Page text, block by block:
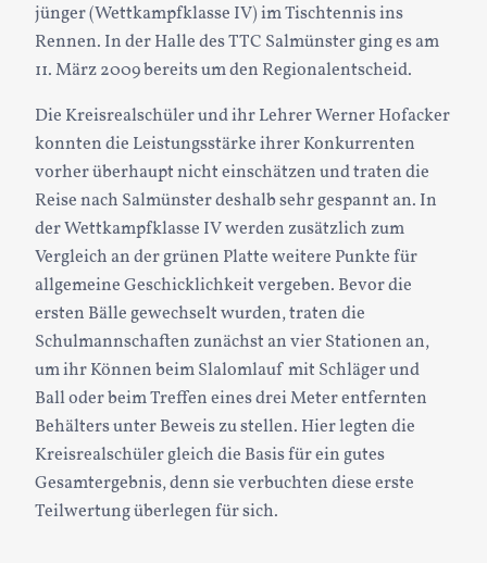
jünger (Wettkampfklasse IV) im Tischtennis ins
Rennen. In der Halle des TTC Salmünster ging es am
11. März 2009 bereits um den Regionalentscheid.
Die Kreisrealschüler und ihr Lehrer Werner Hofacker
konnten die Leistungsstärke ihrer Konkurrenten
vorher überhaupt nicht einschätzen und traten die
Reise nach Salmünster deshalb sehr gespannt an. In
der Wettkampfklasse IV werden zusätzlich zum
Vergleich an der grünen Platte weitere Punkte für
allgemeine Geschicklichkeit vergeben. Bevor die
ersten Bälle gewechselt wurden, traten die
Schulmannschaften zunächst an vier Stationen an,
um ihr Können beim Slalomlauf mit Schläger und
Ball oder beim Treffen eines drei Meter entfernten
Behälters unter Beweis zu stellen. Hier legten die
Kreisrealschüler gleich die Basis für ein gutes
Gesamtergebnis, denn sie verbuchten diese erste
Teilwertung überlegen für sich.